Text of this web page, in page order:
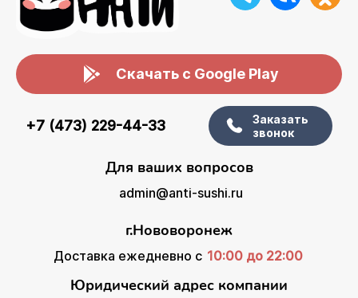
Скачать с Google Play
+7 (473) 229-44-33
Заказать
звонок
Для ваших вопросов
admin@anti-sushi.ru
г.Нововоронеж
Доставка ежедневно с 10:00 до 22:00
Юридический адрес компании